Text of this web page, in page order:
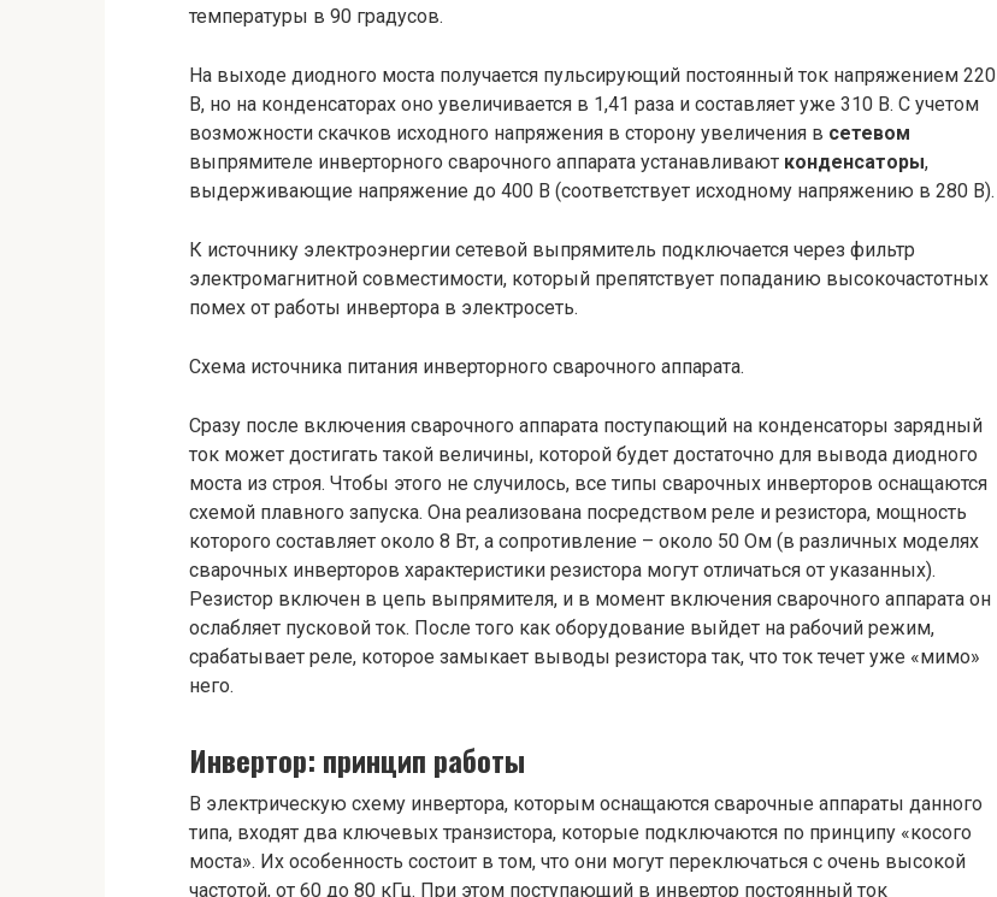
температуры в 90 градусов.
На выходе диодного моста получается пульсирующий постоянный ток напряжением 220
В, но на конденсаторах оно увеличивается в 1,41 раза и составляет уже 310 В. С учетом
возможности скачков исходного напряжения в сторону увеличения в сетевом
выпрямителе инверторного сварочного аппарата устанавливают конденсаторы,
выдерживающие напряжение до 400 В (соответствует исходному напряжению в 280 В).
К источнику электроэнергии сетевой выпрямитель подключается через фильтр
электромагнитной совместимости, который препятствует попаданию высокочастотных
помех от работы инвертора в электросеть.
Схема источника питания инверторного сварочного аппарата.
Сразу после включения сварочного аппарата поступающий на конденсаторы зарядный
ток может достигать такой величины, которой будет достаточно для вывода диодного
моста из строя. Чтобы этого не случилось, все типы сварочных инверторов оснащаются
схемой плавного запуска. Она реализована посредством реле и резистора, мощность
которого составляет около 8 Вт, а сопротивление – около 50 Ом (в различных моделях
сварочных инверторов характеристики резистора могут отличаться от указанных).
Резистор включен в цепь выпрямителя, и в момент включения сварочного аппарата он
ослабляет пусковой ток. После того как оборудование выйдет на рабочий режим,
срабатывает реле, которое замыкает выводы резистора так, что ток течет уже «мимо»
него.
Инвертор: принцип работы
В электрическую схему инвертора, которым оснащаются сварочные аппараты данного
типа, входят два ключевых транзистора, которые подключаются по принципу «косого
моста». Их особенность состоит в том, что они могут переключаться с очень высокой
частотой, от 60 до 80 кГц. При этом поступающий в инвертор постоянный ток